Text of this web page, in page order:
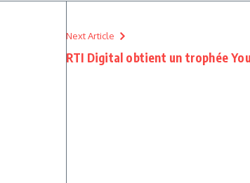
Next Article
RTI Digital obtient un trophée